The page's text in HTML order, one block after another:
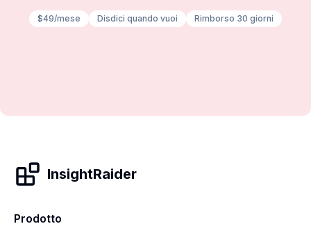
$49/mese Disdici quando vuoi Rimborso 30 giorni
InsightRaider
Prodotto